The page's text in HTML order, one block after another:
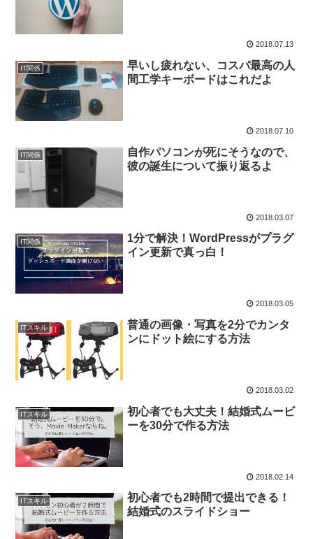
2018.07.13
IT関係
早いし疲れない、コスパ最高の人
間工学キーボードはこれだよ
2018.07.10
IT関係
自作パソコンが死にそうなので、
彼の誕生について振り返るよ
2018.03.07
IT関係
1分で解決！WordPressがプラグ
イン更新で真っ白！
2018.03.05
ITスキル
普通の画像・写真を2分でカンタ
ンにドット絵にする方法
2018.03.02
ITスキル
初心者でも大丈夫！結婚式ムービ
ーを30分で作る方法
2018.02.14
ITスキル
初心者でも2時間で提出できる！
結婚式のスライドショー